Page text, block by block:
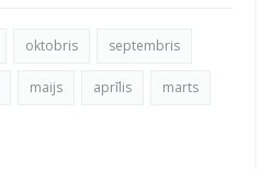
oktobris septembris
maijs aprīlis marts